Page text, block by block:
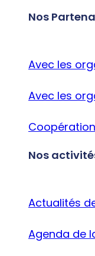
Nos
Avec les
Avec les
Nos
Actualités
Agenda de